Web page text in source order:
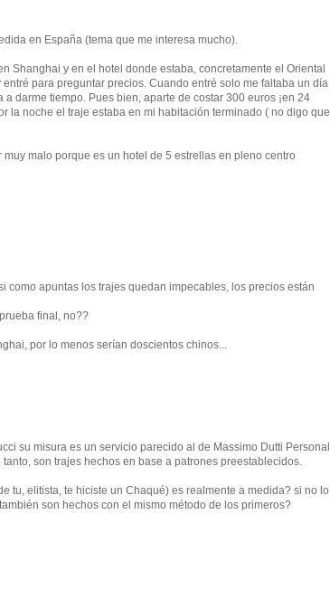
en España (tema que me interesa mucho).
Shanghai y en el hotel donde estaba, concretamente el Oriental
para preguntar precios. Cuando entré solo me faltaba un día
darme tiempo. Pues bien, aparte de costar 300 euros ¡en 24
la noche el traje estaba en mi habitación terminado ( no digo que
malo porque es un hotel de 5 estrellas en pleno centro
como apuntas los trajes quedan impecables, los precios están
final, no??
por lo menos serían doscientos chinos...
su misura es un servicio parecido al de Massimo Dutti Personal
son trajes hechos en base a patrones preestablecidos.
tu, elitista, te hiciste un Chaqué) es realmente a medida? si no lo
son hechos con el mismo método de los primeros?